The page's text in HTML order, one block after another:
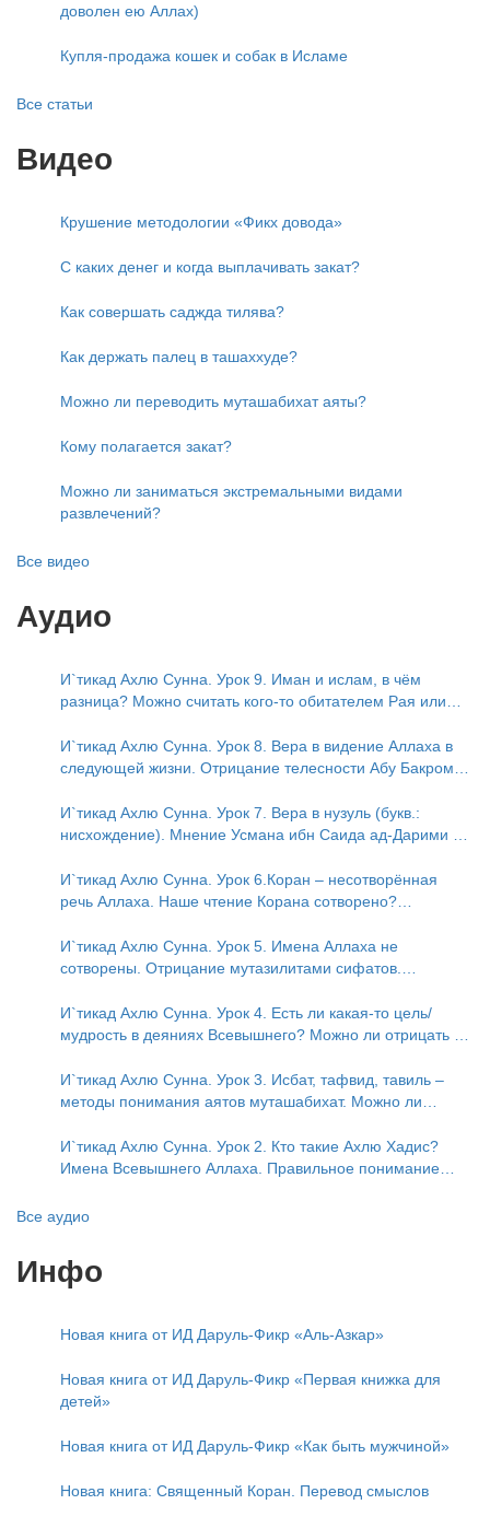
доволен ею Аллах)
Купля-продажа кошек и собак в Исламе
Все статьи
Видео
Крушение методологии «Фикх довода»
С каких денег и когда выплачивать закат?
Как совершать саджда тилява?
Как держать палец в ташаххуде?
Можно ли переводить муташабихат аяты?
Кому полагается закат?
Можно ли заниматься экстремальными видами
развлечений?
Все видео
Аудио
И`тикад Ахлю Сунна. Урок 9. Иман и ислам, в чём
разница? Можно считать кого-то обитателем Рая или
И`тикад Ахлю Сунна. Урок 8. Вера в видение Аллаха в
следующей жизни. Отрицание телесности Абу Бакром
Саида ад-Дарими. Иман – это слова, дела и познание
И`тикад Ахлю Сунна. Урок 7. Вера в нузуль (букв.:
нисхождение). Мнение Усмана ибн Саида ад-Дарими о
физическим движением?
И`тикад Ахлю Сунна. Урок 6.Коран – несотворённая
речь Аллаха. Наше чтение Корана сотворено?
И`тикад Ахлю Сунна. Урок 5. Имена Аллаха не
сотворены. Отрицание мутазилитами сифатов.
И`тикад Ахлю Сунна. Урок 4. Есть ли какая-то цель/
мудрость в деяниях Всевышнего? Можно ли отрицать в
пришло в Коране и Сунне? Концепция ибн Таймийи
И`тикад Ахлю Сунна. Урок 3. Исбат, тафвид, тавиль –
методы понимания аятов муташабихат. Можно ли
означает утверждение сифата «биля кейфа» (без
образа)?
И`тикад Ахлю Сунна. Урок 2. Кто такие Ахлю Хадис?
Имена Всевышнего Аллаха. Правильное понимание
Все аудио
Инфо
Новая книга от ИД Даруль-Фикр «Аль-Азкар»
Новая книга от ИД Даруль-Фикр «Первая книжка для
детей»
Новая книга от ИД Даруль-Фикр «Как быть мужчиной»
Новая книга: Священный Коран. Перевод смыслов